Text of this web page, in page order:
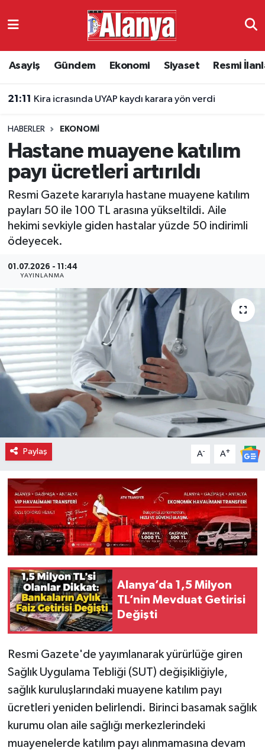
Asayiş Gündem Ekonomi Siyaset Resmi
21:11 Kira icrasında UYAP kaydı karara yön verdi
HABERLER EKONOMI
Hastane muayene katılım
payı ücretleri artırıldı
Resmi Gazete kararıyla hastane muayene katılım
payları 50 ile 100 TL arasına yükseltildi. Aile
hekimi sevkiyle giden hastalar yüzde 50 indirimli
ödeyecek.
01.07.2026 - 11:44
YAYINLANMA
Paylaş A- A+
Alanya’da 1,5 Milyon
TL’nin Mevduat Getirisi
Değişti
Resmi Gazete'de yayımlanarak yürürlüğe giren
Sağlık Uygulama Tebliği (SUT) değişikliğiyle,
sağlık kuruluşlarındaki muayene katılım payı
ücretleri yeniden belirlendi. Birinci basamak sağlık
kurumu olan aile sağlığı merkezlerindeki
muayenelerde katılım payı alınmamasına devam
Ekonomi
Resmi İlanlar
Alanyaspor
Turizm
Antalya Namaz Vakitleri
Süper Lig Puan Durumu ve Fikstür
Tüm Manşetler
Son Dakika Haberleri